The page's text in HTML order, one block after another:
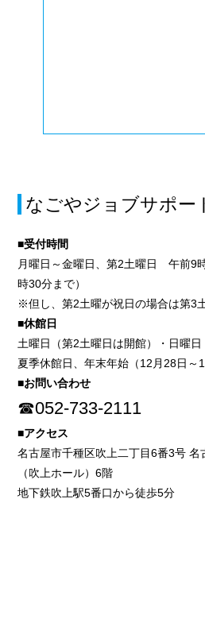
なごやジョブサポー
■受付時間
月曜日～金曜日、第2土曜日 午前9
時30分まで）
※但し、第2土曜が祝日の場合は第3
■休館日
土曜日（第2土曜日は開館）・日曜日
夏季休館日、年末年始（12月28日～1
■お問い合わせ
☎052-733-2111
■アクセス
名古屋市千種区吹上二丁目6番3号 名
（吹上ホール）6階
地下鉄吹上駅5番口から徒歩5分